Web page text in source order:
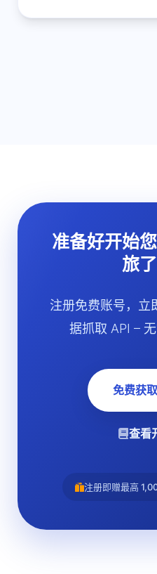
准备好开始
旅
注册免费账号，立
据抓取 API –
免费获
查看
注册即赠最高